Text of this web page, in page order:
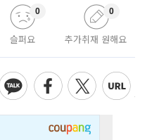
슬퍼요
0
추가취재 원해요
0